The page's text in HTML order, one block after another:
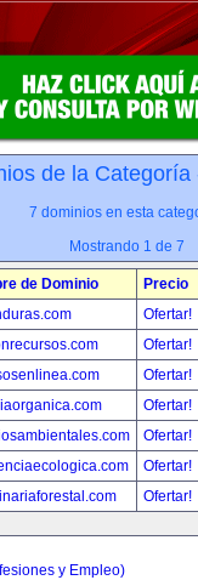
de la
7 dominios en esta
Mostrando 1 de 7
de Dominio
Precio
Ofertar!
Ofertar!
Ofertar!
Ofertar!
Ofertar!
Ofertar!
Ofertar!
y Empleo)